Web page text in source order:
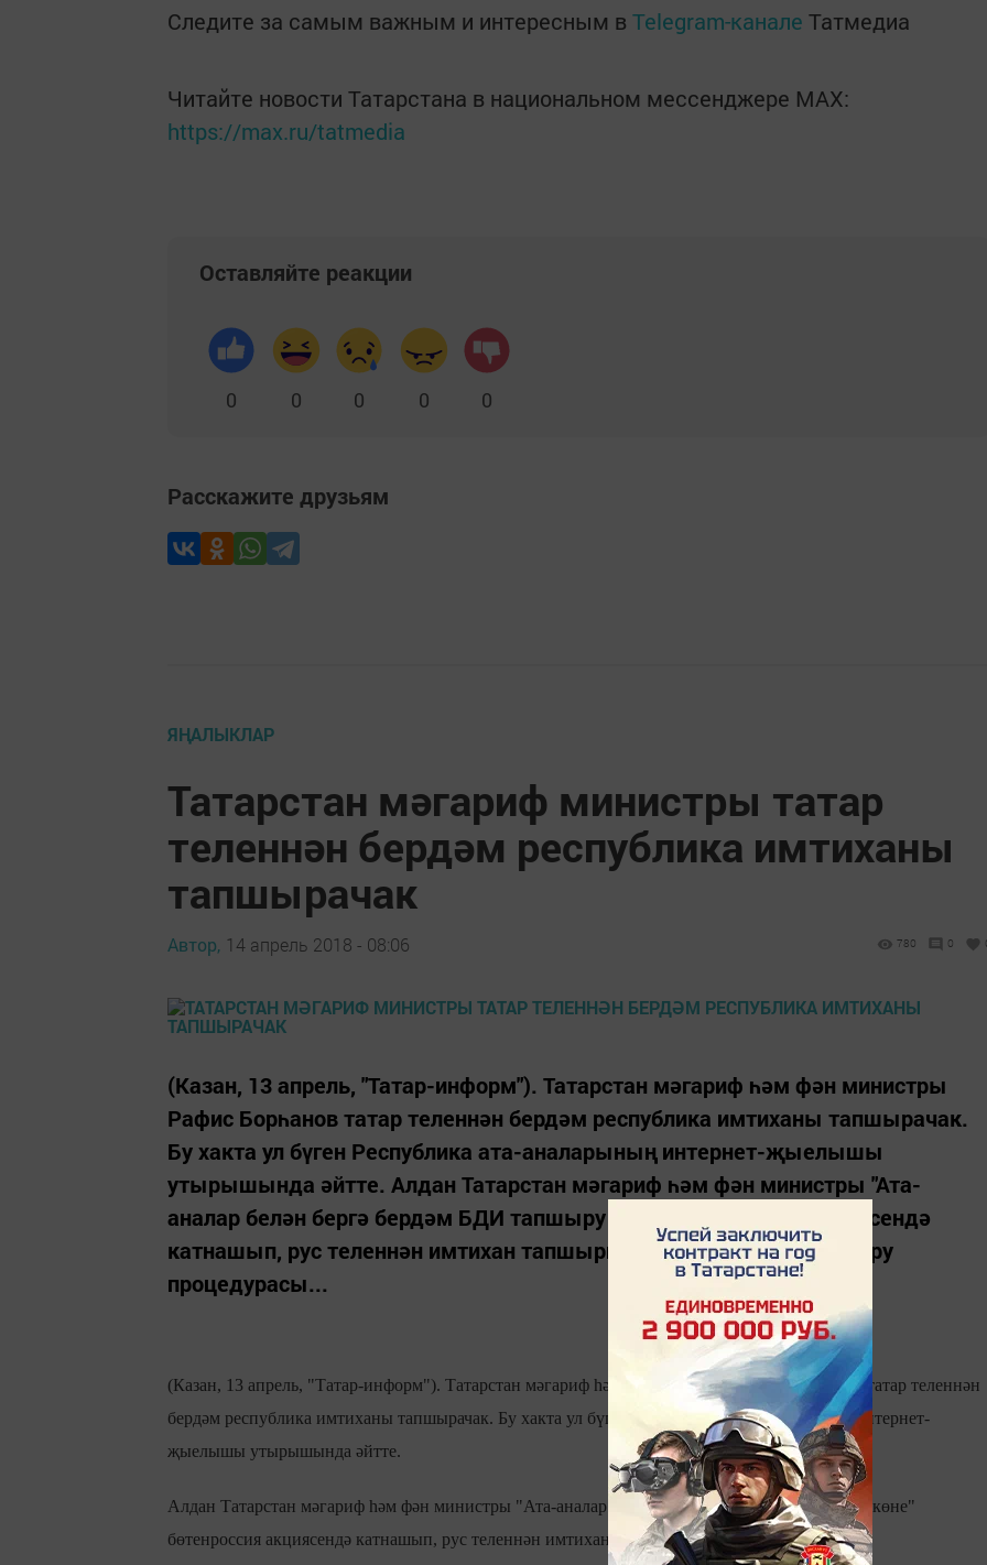
Следите за самым важным и интересным в Telegram-канале Татмедиа
Читайте новости Татарстана в национальном мессенджере MАХ:
https://max.ru/tatmedia
Оставляйте реакции
0 0 0 0 0
Расскажите друзьям
ЯҢАЛЫКЛАР
Татарстан мәгариф министры татар
теленнән бердәм республика имтиханы
тапшырачак
Автор, 14 апрель 2018 - 08:06 780 0
(Казан, 13 апрель, "Татар-информ"). Татарстан мәгариф һәм фән министры
Рафис Борһанов татар теленнән бердәм республика имтиханы тапшырачак.
Бу хакта ул бүген Республика ата-аналарының интернет-җыелышы
утырышында әйтте. Алдан Татарстан мәгариф һәм фән министры "Ата-
аналар белән бергә бердәм БДИ тапшыру көне" бөтенроссия акциясендә
катнашып, рус теленнән имтихан тапшырган иде. "Имтихан тапшыру
процедурасы...
(Казан, 13 апрель, "Татар-информ"). Татарстан мәгариф һәм фән министры Рафис Борһанов татар теленнән
бердәм республика имтиханы тапшырачак. Бу хакта ул бүген Республика ата-аналарының интернет-
җыелышы утырышында әйтте.
Алдан Татарстан мәгариф һәм фән министры "Ата-аналар белән бергә бердәм БДИ тапшыру көне"
бөтенроссия акциясендә катнашып, рус теленнән имтихан тапшырган иде.